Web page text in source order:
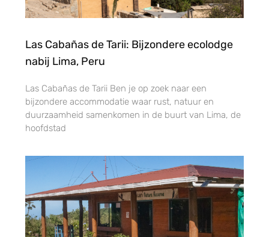
Las Cabañas de Tarii: Bijzondere ecolodge
nabij Lima, Peru
Las Cabañas de Tarii Ben je op zoek naar een
bijzondere accommodatie waar rust, natuur en
duurzaamheid samenkomen in de buurt van Lima, de
hoofdstad